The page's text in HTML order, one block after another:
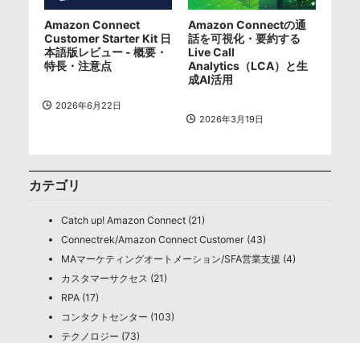
Amazon Connect
Customer Starter Kit 日
本語版レビュー - 概要・
特長・注意点
2026年6月22日
Amazon Connectの通
話を可視化・要約する
Live Call
Analytics（LCA）と生
成AI活用
2026年3月19日
カテゴリ
Catch up! Amazon Connect (21)
Connectrek/Amazon Connect Customer (43)
MAマーケティングオートメーション/SFA営業支援 (4)
カスタマーサクセス (21)
RPA (17)
コンタクトセンター (103)
テクノロジー (73)